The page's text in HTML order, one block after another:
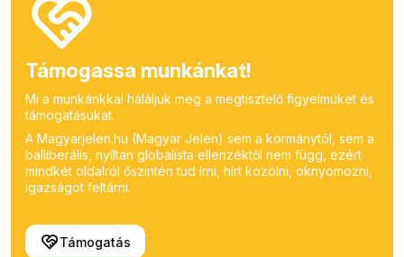
Támogassa munkánkat!
Mi a munkánkkal háláljuk meg a megtisztelő figyelmüket és
támogatásukat.
A Magyarjelen.hu (Magyar Jelen) sem a kormánytól, sem a
balliberális, nyíltan globalista ellenzéktől nem függ, ezért
mindkét oldalról őszintén tud írni, hírt közölni, oknyomozni,
igazságot feltárni.
Támogatás